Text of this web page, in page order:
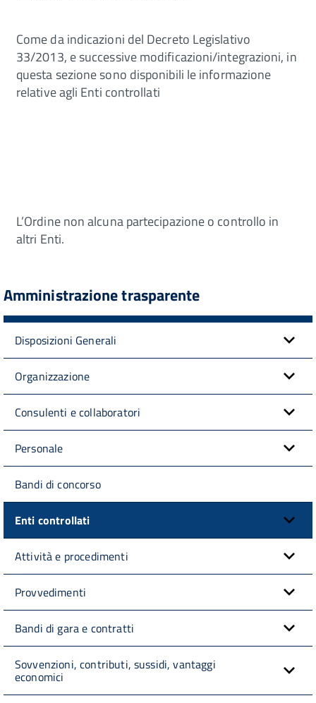
Come da indicazioni del Decreto Legislativo
33/2013, e successive modificazioni/integrazioni, in
questa sezione sono disponibili le informazione
relative agli Enti controllati
L’Ordine non alcuna partecipazione o controllo in
altri Enti.
Amministrazione trasparente
Disposizioni Generali
Organizzazione
Consulenti e collaboratori
Personale
Bandi di concorso
Enti controllati
Attività e procedimenti
Provvedimenti
Bandi di gara e contratti
Sovvenzioni, contributi, sussidi, vantaggi
economici